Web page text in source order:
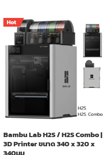
variants.
The
options
chosen
on
page
Hot
Bambu Lab H2S / H2S Combo |
3D Printer ขนาด 340 x 320 x